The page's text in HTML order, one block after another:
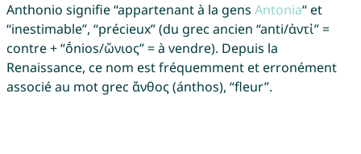
Anthonio signifie “appartenant à la gens Antonia“ et
“inestimable”, “précieux” (du grec ancien “anti/ἀντἰ” =
contre + “ṓnios/ὤνιος” = à vendre). Depuis la
Renaissance, ce nom est fréquemment et erronément
associé au mot grec ἄνθος (ánthos), “fleur”.